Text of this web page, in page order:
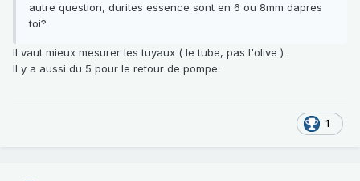
autre question, durites essence sont en 6 ou 8mm dapres
toi?
Il vaut mieux mesurer les tuyaux ( le tube, pas l'olive ) .
Il y a aussi du 5 pour le retour de pompe.
1